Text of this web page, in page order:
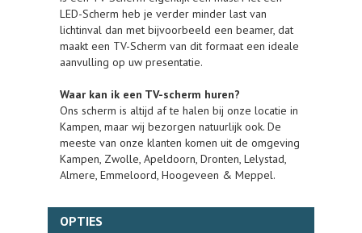
LED-Scherm heb je verder minder last van
lichtinval dan met bijvoorbeeld een beamer, dat
maakt een TV-Scherm van dit formaat een ideale
aanvulling op uw presentatie.
Waar kan ik een TV-scherm huren?
Ons scherm is altijd af te halen bij onze locatie in
Kampen, maar wij bezorgen natuurlijk ook. De
meeste van onze klanten komen uit de omgeving
Kampen, Zwolle, Apeldoorn, Dronten, Lelystad,
Almere, Emmeloord, Hoogeveen & Meppel.
OPTIES